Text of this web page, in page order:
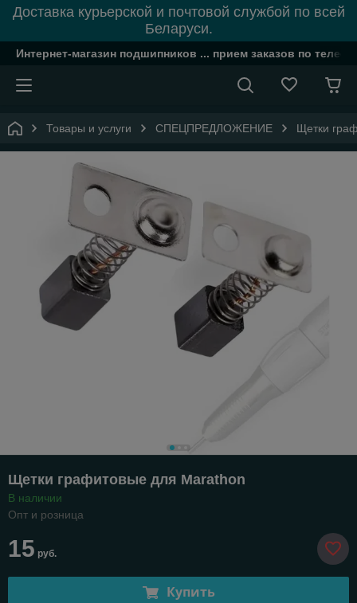
Доставка курьерской и почтовой службой по всей
Беларуси.
Интернет-магазин подшипников ... прием заказов по
Товары и услуги СПЕЦПРЕДЛОЖЕНИЕ Щетки
Щетки графитовые для Marathon
В наличии
Опт и розница
15 руб.
Купить